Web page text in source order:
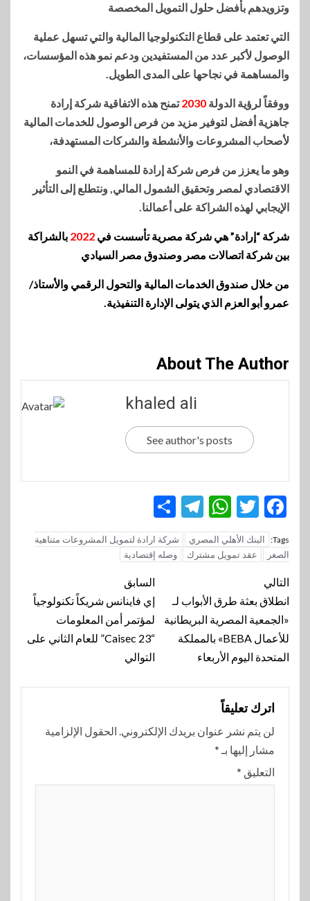
وتزويدهم بأفضل حلول التمويل المخصصة
التي تعتمد على قطاع التكنولوجيا المالية والتي تسهل عملية
الوصول لأكبر عدد من المستفيدين ودعم نمو هذه المؤسسات،
والمساهمة في نجاحها على المدى الطويل.
ووفقاً لرؤية الدولة 2030تمنح هذه الاتفاقية شركة إرادة
جاهزية أفضل لتوفير مزيد من فرص الوصول للخدمات المالية
لأصحاب المشروعات والأنشطة والشركات المستهدفة،
وهو ما يعزز من فرص شركة إرادة للمساهمة في النمو
الاقتصادي لمصر وتحقيق الشمول المالي, ونتطلع إلى التأثير
الإيجابي لهذه الشراكة على أعمالنا.
شركة “إرادة” هي شركة مصرية تأسست في 2022 بالشراكة
بين شركة اتصالات مصر وصندوق مصر السيادي
من خلال صندوق الخدمات المالية والتحول الرقمي والأستاذ/
عمرو أبو العزم الذي يتولى الإدارة التنفيذية.
About The Author
khaled ali
See author's posts
Facebook
Twitter
WhatsApp
Telegram
Tags: البنك الأهلي المصري
شركة ارادة لتمويل المشروعات متناهية
الصغر
عقد تمويل مشترك وصله إقتصادية
تنقل
المقالة
السابق
إي فاينانس شريكاً تكنولوجياً
لمؤتمر أمن المعلومات
“Caisec 23” للعام الثاني على
التوالي
التالي
انطلاق بعثة طرق الأبواب لـ
«الجمعية المصرية البريطانية
للأعمال BEBA» بالمملكة
المتحدة اليوم الأربعاء
اترك تعليقاً
لن يتم نشر عنوان بريدك الإلكتروني. الحقول الإلزامية
مشار إليها بـ *
التعليق *